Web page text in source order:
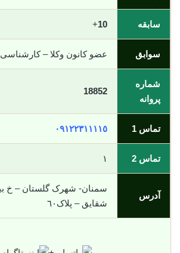
سابقه 10
+
سوابق عضو کانون وکلا –
شماره
پروانه
18852
تماس 1 ٠٩١٢٢٣١١١١٥
تماس 2 ١
آدرس
سمنان- شهرک گلستان – خ
شقایق – پلاک٦٠